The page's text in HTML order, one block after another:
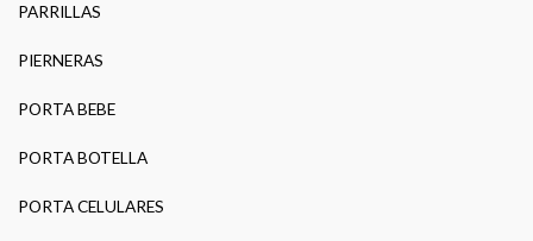
PARRILLAS
PIERNERAS
PORTA BEBE
PORTA BOTELLA
PORTA CELULARES